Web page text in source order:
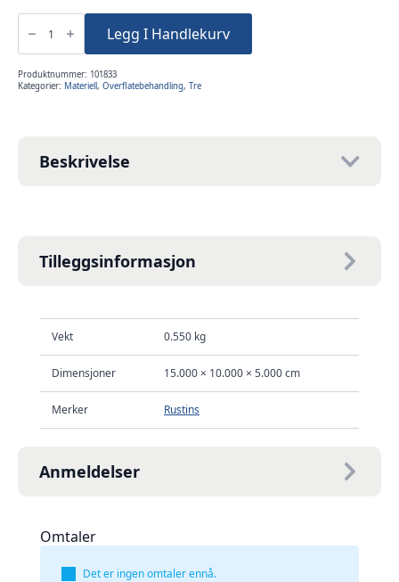
Danish
500ml
antall
Legg I Handlekurv
Produktnummer: 101833
Kategorier: Materiell, Overflatebehandling, Tre
Beskrivelse
Tilleggsinformasjon
Vekt 0.550 kg
Dimensjoner 15.000 × 10.000 × 5.000 cm
Merker Rustins
Anmeldelser
Omtaler
Det er ingen omtaler ennå.